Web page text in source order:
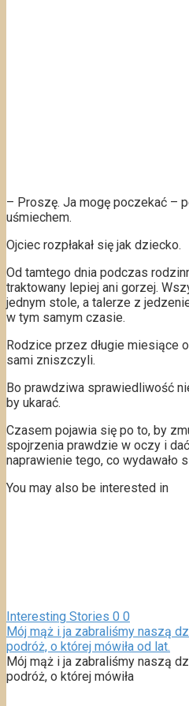
– Proszę. Ja mogę poczekać –
uśmiechem.
Ojciec rozpłakał się jak dziecko.
Od tamtego dnia podczas
traktowany lepiej ani gorzej.
jednym stole, a talerze z
w tym samym czasie.
Rodzice przez długie miesiące
sami zniszczyli.
Bo prawdziwa sprawiedliwość
by ukarać.
Czasem pojawia się po to, by
spojrzenia prawdzie w oczy i
naprawienie tego, co wydawało
You may also be interested in
Interesting Stories 0 0
Mój mąż i ja zabraliśmy naszą
podróż, o której mówiła od lat.
Mój mąż i ja zabraliśmy naszą
podróż, o której mówiła